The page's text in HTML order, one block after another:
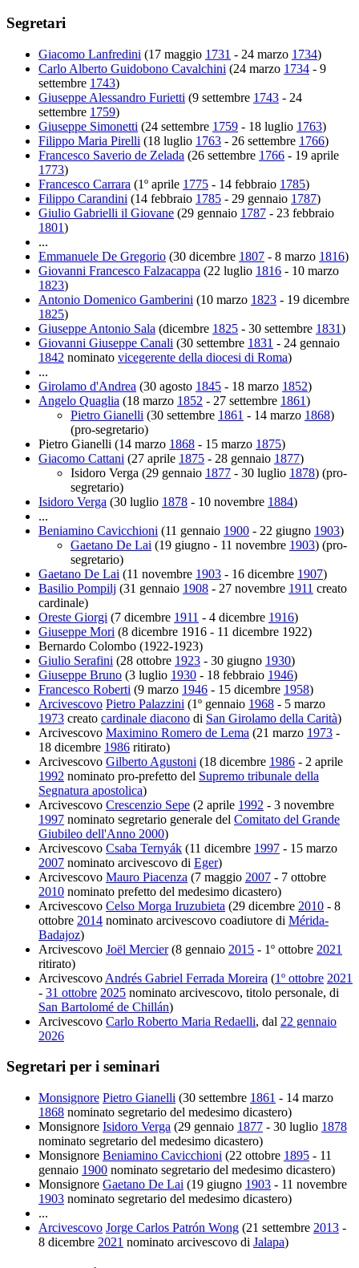
Segretari
Giacomo Lanfredini (17 maggio 1731 - 24 marzo 1734)
Carlo Alberto Guidobono Cavalchini (24 marzo 1734 - 9
settembre 1743)
Giuseppe Alessandro Furietti (9 settembre 1743 - 24
settembre 1759)
Giuseppe Simonetti (24 settembre 1759 - 18 luglio 1763)
Filippo Maria Pirelli (18 luglio 1763 - 26 settembre 1766)
Francesco Saverio de Zelada (26 settembre 1766 - 19 aprile
1773)
Francesco Carrara (1º aprile 1775 - 14 febbraio 1785)
Filippo Carandini (14 febbraio 1785 - 29 gennaio 1787)
Giulio Gabrielli il Giovane (29 gennaio 1787 - 23 febbraio
1801)
...
Emmanuele De Gregorio (30 dicembre 1807 - 8 marzo 1816)
Giovanni Francesco Falzacappa (22 luglio 1816 - 10 marzo
1823)
Antonio Domenico Gamberini (10 marzo 1823 - 19 dicembre
1825)
Giuseppe Antonio Sala (dicembre 1825 - 30 settembre 1831)
Giovanni Giuseppe Canali (30 settembre 1831 - 24 gennaio
1842 nominato vicegerente della diocesi di Roma)
...
Girolamo d'Andrea (30 agosto 1845 - 18 marzo 1852)
Angelo Quaglia (18 marzo 1852 - 27 settembre 1861)
Pietro Gianelli (30 settembre 1861 - 14 marzo 1868)
(pro-segretario)
Pietro Gianelli (14 marzo 1868 - 15 marzo 1875)
Giacomo Cattani (27 aprile 1875 - 28 gennaio 1877)
Isidoro Verga (29 gennaio 1877 - 30 luglio 1878) (pro-
segretario)
Isidoro Verga (30 luglio 1878 - 10 novembre 1884)
...
Beniamino Cavicchioni (11 gennaio 1900 - 22 giugno 1903)
Gaetano De Lai (19 giugno - 11 novembre 1903) (pro-
segretario)
Gaetano De Lai (11 novembre 1903 - 16 dicembre 1907)
Basilio Pompilj (31 gennaio 1908 - 27 novembre 1911 creato
cardinale)
Oreste Giorgi (7 dicembre 1911 - 4 dicembre 1916)
Giuseppe Mori (8 dicembre 1916 - 11 dicembre 1922)
Bernardo Colombo (1922-1923)
Giulio Serafini (28 ottobre 1923 - 30 giugno 1930)
Giuseppe Bruno (3 luglio 1930 - 18 febbraio 1946)
Francesco Roberti (9 marzo 1946 - 15 dicembre 1958)
Arcivescovo Pietro Palazzini (1º gennaio 1968 - 5 marzo
1973 creato cardinale diacono di San Girolamo della Carità)
Arcivescovo Maximino Romero de Lema (21 marzo 1973 -
18 dicembre 1986 ritirato)
Arcivescovo Gilberto Agustoni (18 dicembre 1986 - 2 aprile
1992 nominato pro-prefetto del Supremo tribunale della
Segnatura apostolica)
Arcivescovo Crescenzio Sepe (2 aprile 1992 - 3 novembre
1997 nominato segretario generale del Comitato del Grande
Giubileo dell'Anno 2000)
Arcivescovo Csaba Ternyák (11 dicembre 1997 - 15 marzo
2007 nominato arcivescovo di Eger)
Arcivescovo Mauro Piacenza (7 maggio 2007 - 7 ottobre
2010 nominato prefetto del medesimo dicastero)
Arcivescovo Celso Morga Iruzubieta (29 dicembre 2010 - 8
ottobre 2014 nominato arcivescovo coadiutore di Mérida-
Badajoz)
Arcivescovo Joël Mercier(8 gennaio 2015 - 1º ottobre 2021
ritirato)
Arcivescovo Andrés Gabriel Ferrada Moreira (1º ottobre 2021
- 31 ottobre 2025 nominato arcivescovo, titolo personale, di
San Bartolomé de Chillán)
Arcivescovo Carlo Roberto Maria Redaelli, dal 22 gennaio
2026
Segretari per i seminari
Monsignore Pietro Gianelli (30 settembre 1861 - 14 marzo
1868 nominato segretario del medesimo dicastero)
Monsignore Isidoro Verga (29 gennaio 1877 - 30 luglio 1878
nominato segretario del medesimo dicastero)
Monsignore Beniamino Cavicchioni (22 ottobre 1895 - 11
gennaio 1900 nominato segretario del medesimo dicastero)
Monsignore Gaetano De Lai (19 giugno 1903 - 11 novembre
1903 nominato segretario del medesimo dicastero)
...
Arcivescovo Jorge Carlos Patrón Wong (21 settembre 2013 -
8 dicembre 2021 nominato arcivescovo di Jalapa)